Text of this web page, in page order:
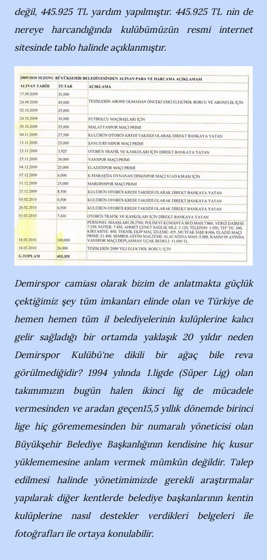
değil, 445.925 TL yardım yapılmıştır. 445.925 TL nin de
nereye harcandığında kulübümüzün resmi internet
sitesinde tablo halinde açıklanmıştır.
Demirspor camiası olarak bizim de anlatmakta güçlük
çektiğimiz şey tüm imkanları elinde olan ve Türkiye de
hemen hemen tüm il belediyelerinin kulüplerine kalıcı
gelir sağladığı bir ortamda yaklaşık 20 yıldır neden
Demirspor Kulübü'ne dikili bir ağaç bile reva
görülmediğidir? 1994 yılında 1.ligde (Süper Lig) olan
takımımızın bugün halen ikinci lig de mücadele
vermesinden ve aradan geçen15,5 yıllık dönemde birinci
lige hiç görememesinden bir numaralı yöneticisi olan
Büyükşehir Belediye Başkanlığının kendisine hiç kusur
yüklememesine anlam vermek mümkün değildir. Talep
edilmesi halinde yönetimimizde gerekli araştırmalar
yapılarak diğer kentlerde belediye başkanlarının kentin
kulüplerine nasıl destekler verdikleri belgeleri ile
fotoğrafları ile ortaya konulabilir.